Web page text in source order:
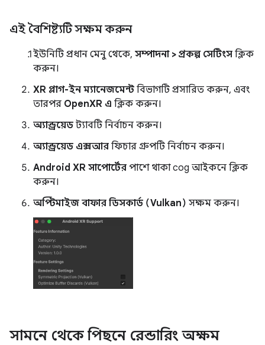
এই বৈশিষ্ট্যটি সক্ষম করুন
ইউনিটি প্রধান মেনু থেকে, সম্পাদনা > প্রকল্প সেটিংস ক্লিক
করুন।
XR প্লাগ-ইন ম্যানেজমেন্ট বিভাগটি প্রসারিত করুন, এবং
তারপর OpenXR এ ক্লিক করুন।
অ্যান্ড্রয়েড ট্যাবটি নির্বাচন করুন।
অ্যান্ড্রয়েড এক্সআর ফিচার গ্রুপটি নির্বাচন করুন।
Android XR সাপোর্টের পাশে থাকা cog আইকনে ক্লিক
করুন।
অপ্টিমাইজ বাফার ডিসকার্ড (Vulkan) সক্ষম করুন।
সামনে থেকে পিছনে রেন্ডারিং অক্ষম